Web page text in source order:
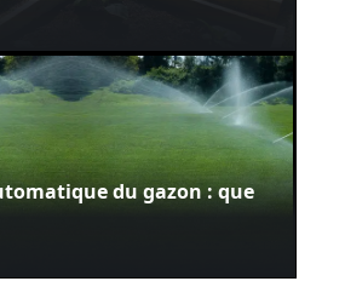
du gazon : que